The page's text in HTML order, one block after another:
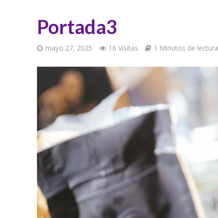
Portada3
mayo 27, 2025 16 Visitas 1 Minutos de lectura